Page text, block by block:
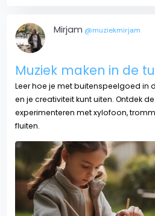
Mirjam @muziekmirjam
Muziek maken in de
Leer hoe je met buitenspeelgoed in
en je creativiteit kunt uiten. Ontdek
experimenteren met xylofoon,
fluiten.